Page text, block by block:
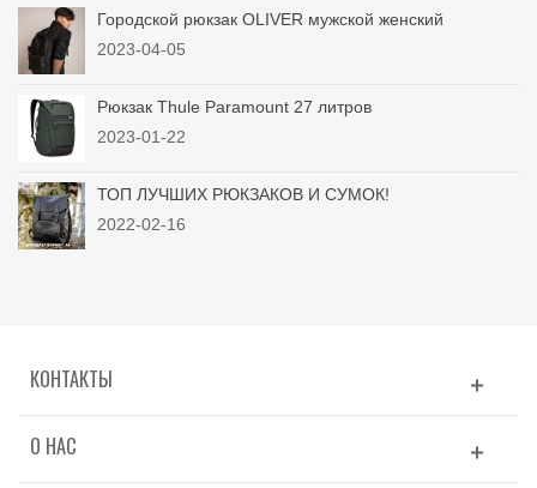
Городской рюкзак OLIVER мужской женский
2023-04-05
Рюкзак Thule Paramount 27 литров
2023-01-22
ТОП ЛУЧШИХ РЮКЗАКОВ И СУМОК!
2022-02-16
КОНТАКТЫ
О НАС